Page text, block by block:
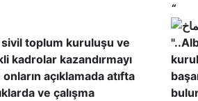
toplum kuruluşu ve
kadrolar kazandırmayı
açıklamada atıfta
ve çalışma
“